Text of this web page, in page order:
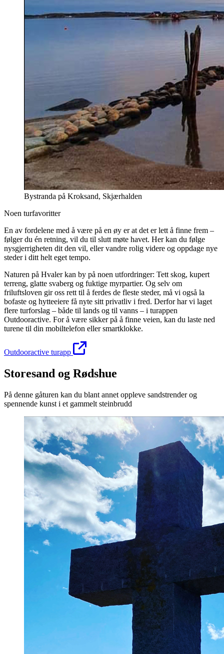
Bystranda på Kroksand, Skjærhalden
Noen turfavoritter
En av fordelene med å være på en øy er at det er lett å finne frem –
følger du én retning, vil du til slutt møte havet. Her kan du følge
nysgjerrigheten dit den vil, eller vandre rolig videre og oppdage nye
steder i ditt helt eget tempo.
Naturen på Hvaler kan by på noen utfordringer: Tett skog, kupert
terreng, glatte svaberg og fuktige myrpartier. Og selv om
friluftsloven gir oss rett til å ferdes de fleste steder, må vi også la
bofaste og hytteeiere få nyte sitt privatliv i fred. Derfor har vi laget
flere turforslag – både til lands og til vanns – i turappen
Outdooractive. For å være sikker på å finne veien, kan du laste ned
turene til din mobiltelefon eller smartklokke.
Outdooractive turapp
Storesand og Rødshue
På denne gåturen kan du blant annet oppleve sandstrender og
spennende kunst i et gammelt steinbrudd